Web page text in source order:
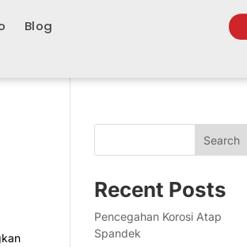
Blog
Search
Recent Posts
Pencegahan Korosi Atap
Spandek